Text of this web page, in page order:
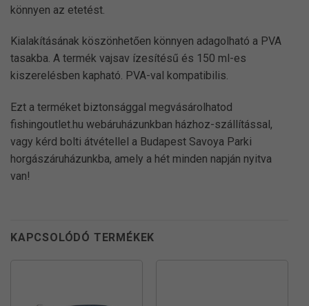
könnyen az etetést.
Kialakításának köszönhetően könnyen adagolható a PVA
tasakba. A termék vajsav ízesítésű és 150 ml-es
kiszerelésben kapható. PVA-val kompatibilis.
Ezt a terméket biztonsággal megvásárolhatod
fishingoutlet.hu webáruházunkban házhoz-szállítással,
vagy kérd bolti átvétellel a Budapest Savoya Parki
horgászáruházunkba, amely a hét minden napján nyitva
van!
KAPCSOLÓDÓ TERMÉKEK